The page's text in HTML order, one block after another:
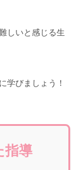
しいと感じる生
学びましょう！
指導